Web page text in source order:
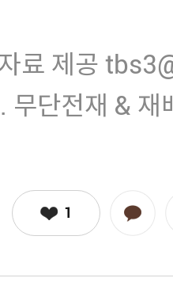
료 제공
단전재 & 재
1